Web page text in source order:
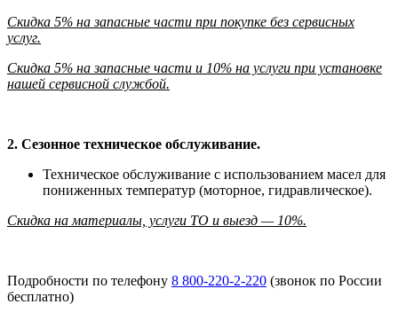
Скидка 5% на запасные части при покупке без сервисных
услуг.
Скидка 5% на запасные части и 10% на услуги при установке
нашей сервисной службой.
2. Сезонное техническое обслуживание.
Техническое обслуживание с использованием масел для
пониженных температур (моторное, гидравлическое).
Скидка на материалы, услуги ТО и выезд — 10%.
Подробности по телефону 8 800-220-2-220 (звонок по России
бесплатно)